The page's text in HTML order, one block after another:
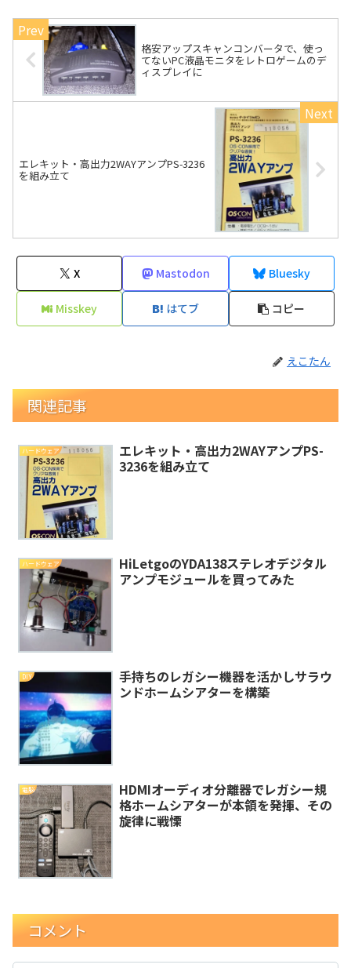
格安アップスキャンコンバータで、使っ
てないPC液晶モニタをレトロゲームのデ
ィスプレイに
エレキット・高出力2WAYアンプPS-3236
を組み立て
X Mastodon Bluesky
Misskey はてブ コピー
えこたん
関連記事
ハードウェア
エレキット・高出力2WAYアンプPS-
3236を組み立て
ハードウェア
HiLetgoのYDA138ステレオデジタル
アンプモジュールを買ってみた
DIY
手持ちのレガシー機器を活かしサラウ
ンドホームシアターを構築
電脳
HDMIオーディオ分離器でレガシー規
格ホームシアターが本領を発揮、その
旋律に戦慄
コメント